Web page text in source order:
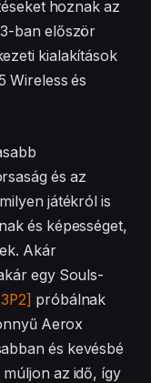
hoznak az
ban először
kialakítások
Wireless és
és az
játékról is
és képességet,
Akár
egy Souls-
próbálnak
Aerox
és kevésbé
az idő, így